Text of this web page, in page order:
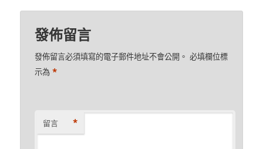
發佈留言
發佈留言必須填寫的電子郵件地址不會公開。 必填欄位標
示為 *
留言 *